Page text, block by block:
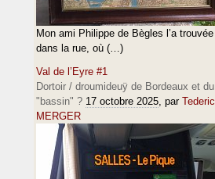
Mon ami Philippe de Bègles l’a trouvée
dans la rue, où (…)
Val de l’Eyre #1
Dortoir / droumideuÿ de Bordeaux et du
"bassin" ? 17 octobre 2025, par Tederic
MERGER